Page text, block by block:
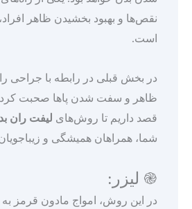
نقص‌ها و بهبود بخشیدن ظاهر افراد،
است.
در بخش قبلی در رابطه با جراحی
ظاهر و سفت شدن پاها صحبت
قصد داریم تا روش‌های لیفت ران
شما، همراهان همیشگی و
֎ لیزر:
در این روش، امواج مادون قرمز